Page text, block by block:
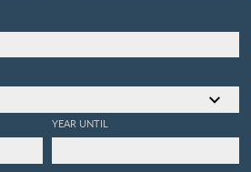
YEAR UNTIL